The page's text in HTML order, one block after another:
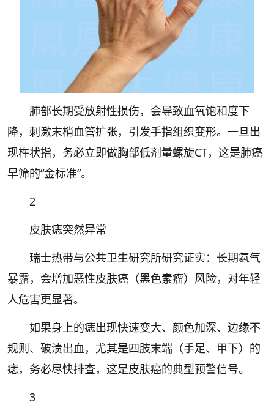
肺部长期受放射性损伤，会导致血氧饱和度下
降，刺激末梢血管扩张，引发手指组织变形。一旦出
现杵状指，务必立即做胸部低剂量螺旋CT，这是肺癌
早筛的“金标准”。
2
皮肤痣突然异常
瑞士热带与公共卫生研究所研究证实：长期氡气
暴露，会增加恶性皮肤癌（黑色素瘤）风险，对年轻
人危害更显著。
如果身上的痣出现快速变大、颜色加深、边缘不
规则、破溃出血，尤其是四肢末端（手足、甲下）的
痣，务必尽快排查，这是皮肤癌的典型预警信号。
3